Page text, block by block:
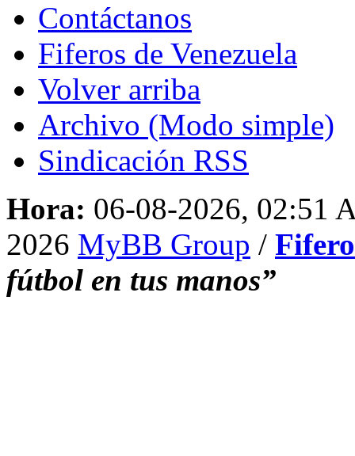
Contáctanos
Fiferos de Venezuela
Volver arriba
Archivo (Modo simple)
Sindicación RSS
Hora: 06-08-2026, 02:51
2026 MyBB Group /
fútbol en tus manos”